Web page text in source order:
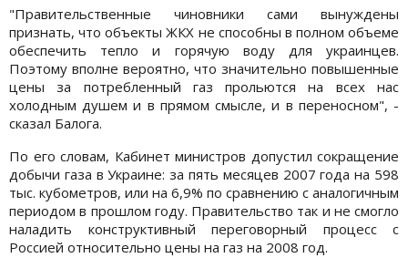
"Правительственные чиновники сами вынуждены
признать, что объекты ЖКХ не способны в полном объеме
обеспечить тепло и горячую воду для украинцев.
Поэтому вполне вероятно, что значительно повышенные
цены за потребленный газ прольются на всех нас
холодным душем и в прямом смысле, и в переносном", -
сказал Балога.
По его словам, Кабинет министров допустил сокращение
добычи газа в Украине: за пять месяцев 2007 года на 598
тыс. кубометров, или на 6,9% по сравнению с аналогичным
периодом в прошлом году. Правительство так и не смогло
наладить конструктивный переговорный процесс с
Россией относительно цены на газ на 2008 год.